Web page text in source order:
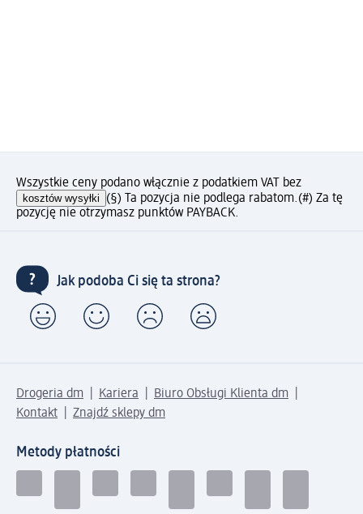
Wszystkie ceny podano włącznie z podatkiem VAT bez
kosztów wysyłki (§) Ta pozycja nie podlega rabatom.(#) Za tę
pozycję nie otrzymasz punktów PAYBACK.
Jak podoba Ci się ta strona?
Drogeria dm Kariera
Biuro Obsługi Klienta dm
Kontakt
Znajdź sklepy dm
Metody płatności